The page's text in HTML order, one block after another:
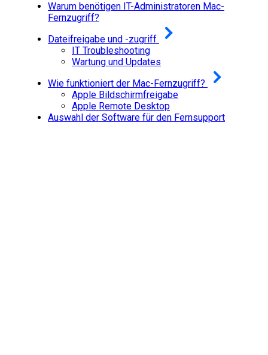
Warum benötigen IT-Administratoren Mac-
Fernzugriff?
Dateifreigabe und -zugriff
IT Troubleshooting
Wartung und Updates
Wie funktioniert der Mac-Fernzugriff?
Apple Bildschirmfreigabe
Apple Remote Desktop
Auswahl der Software für den Fernsupport